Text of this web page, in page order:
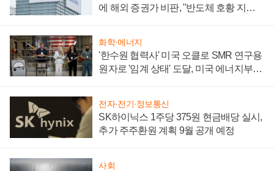
에 해외 증권가 비판, "반도체 호황 지속
화학·에너지
'한수원 협력사' 미국 오클로 SMR 연구용
원자로 '임계 상태' 도달, 미국 에너지부
전자·전기·정보통신
SK하이닉스 1주당 375원 현금배당 실시,
추가 주주환원 계획 9월 공개 예정
사회